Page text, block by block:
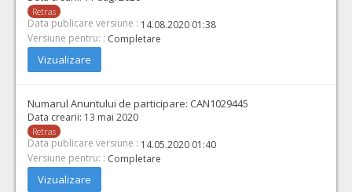
Retras
Data publicare versiune : 14.08.2020 01:38
Versiune pentru: : Completare
Vizualizare
Numarul Anuntului de participare: CAN1029445
Data crearii: 13 mai 2020
Retras
Data publicare versiune : 14.05.2020 01:40
Versiune pentru: : Completare
Vizualizare